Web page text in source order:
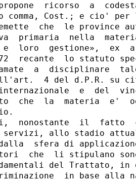
ricorso  a
comma, Cost.; e cio'
che  le province
primaria  nella
loro  gestione»,  ex
recante  lo statuto
a  disciplinare
4 del d.P.R. su
e  del
che  la  materia  e'
nonostante  il  fatto
servizi, allo stadio
sfera di
che  li stipulano
del Trattato,
in base